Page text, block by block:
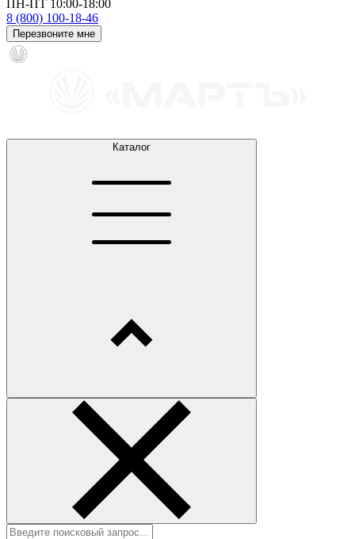
ПН-ПТ 10:00-18:00
8 (800) 100-18-46
Перезвоните мне
Каталог